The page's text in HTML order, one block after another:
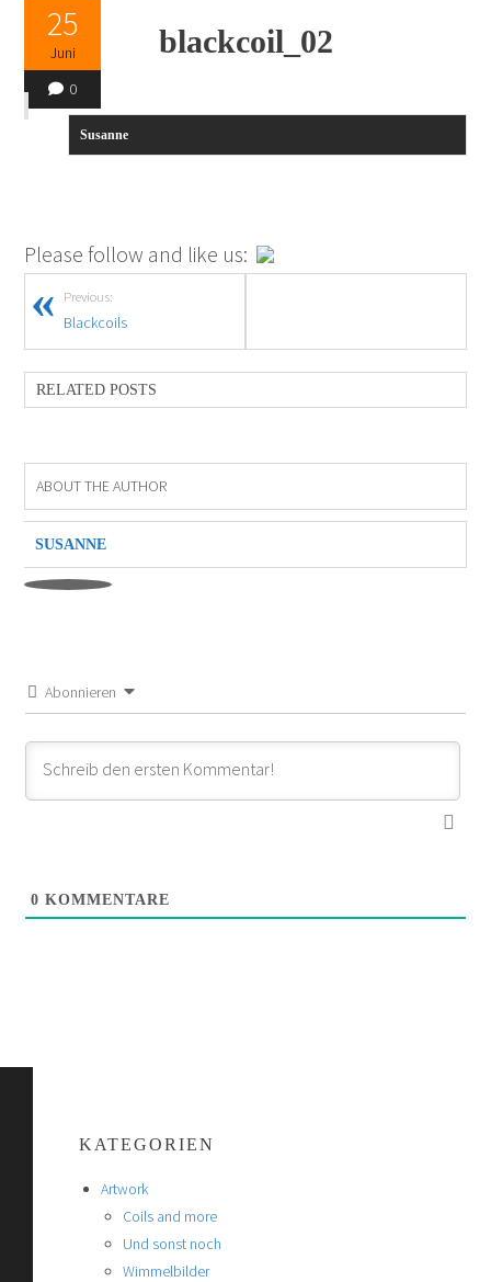
25
Juni
0
blackcoil_02
Susanne
Please follow and like us:
Previous:
Blackcoils
RELATED POSTS
ABOUT THE AUTHOR
SUSANNE
Abonnieren
0 KOMMENTARE
KATEGORIEN
Artwork
Coils and more
Und sonst noch
Wimmelbilder